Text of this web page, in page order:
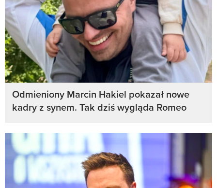
Odmieniony Marcin Hakiel pokazał nowe
kadry z synem. Tak dziś wygląda Romeo